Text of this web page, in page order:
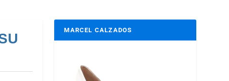
MARCEL CALZADOS